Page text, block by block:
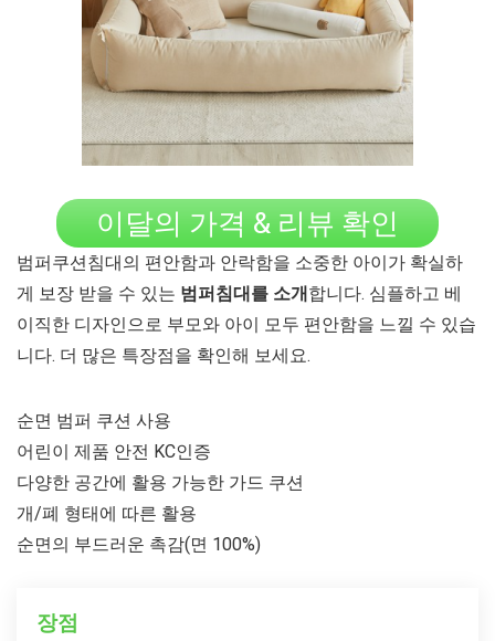
이달의 가격 & 리뷰 확인
범퍼쿠션침대의 편안함과 안락함을 소중한 아이가 확실하
게 보장 받을 수 있는 범퍼침대를 소개합니다. 심플하고 베
이직한 디자인으로 부모와 아이 모두 편안함을 느낄 수 있습
니다. 더 많은 특장점을 확인해 보세요.
순면 범퍼 쿠션 사용
어린이 제품 안전 KC인증
다양한 공간에 활용 가능한 가드 쿠션
개/폐 형태에 따른 활용
순면의 부드러운 촉감(면 100%)
장점